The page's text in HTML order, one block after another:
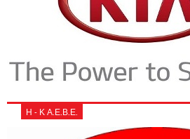
Η - Κ Α.Ε.Β.Ε.